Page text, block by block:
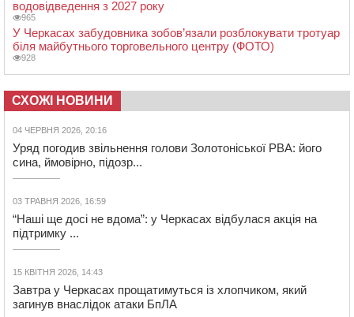
водовідведення з 2027 року
965
У Черкасах забудовника зобов’язали розблокувати тротуар
біля майбутнього торговельного центру (ФОТО)
928
СХОЖІ НОВИНИ
04 ЧЕРВНЯ 2026, 20:16
Уряд погодив звільнення голови Золотоніської РВА: його
сина, ймовірно, підозр...
03 ТРАВНЯ 2026, 16:59
“Наші ще досі не вдома”: у Черкасах відбулася акція на
підтримку ...
15 КВІТНЯ 2026, 14:43
Завтра у Черкасах прощатимуться із хлопчиком, який
загинув внаслідок атаки БпЛА